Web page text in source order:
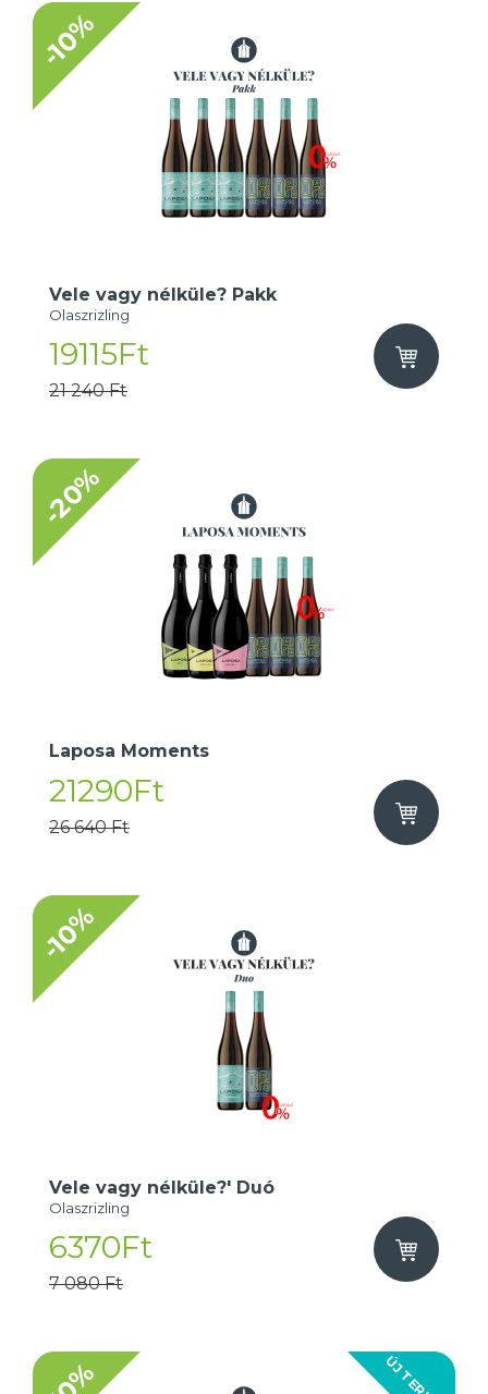
-10%
Vele vagy nélküle? Pakk
Olaszrizling
19115Ft
21 240 Ft
-20%
Laposa Moments
21290Ft
26 640 Ft
-10%
Vele vagy nélküle?' Duó
Olaszrizling
6370Ft
7 080 Ft